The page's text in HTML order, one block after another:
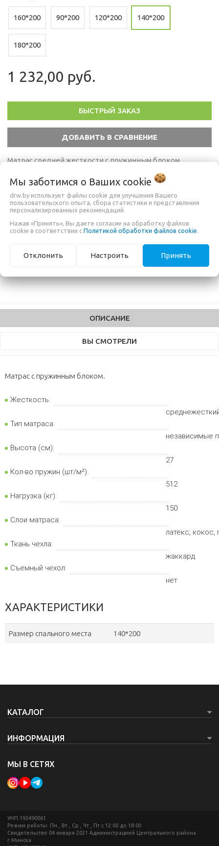
160*200 90*200 120*200 140*200
180*200
1 232,00 руб.
БЫСТРЫЙ ЗАКАЗ
Матрас средней жесткости с пружинным блоком
Жесткость: среднежесткий, средний
Тип матраса: независимые пружины
Высота (см):
Кол-во пружин (шт/м²): 512
Слои матраса: латекс, кокос, memory
Съемный чехол: нет
ОПИСАНИЕ
ВЫ СМОТРЕЛИ
Матрас с пружинным блоком.
Жесткость:
Тип матраса:
независимые
Высота (см):
27
Кол-во пружин (шт/м²):
512
Нагрузка (кг):
150
Слои матраса:
латекс, кокос,
Ткань чехла:
жаккард
Съемный чехол:
нет
ХАРАКТЕРИСТИКИ
Размер спального места 140*200
КАТАЛОГ
ИНФОРМАЦИЯ
МЫ В СЕТЯХ
УНП 193490061
Режим работы: Пн , Вт , Ср , Чт , Пт c 12:00 до 18:00
Свидетельство 04 января 2021 Администрацией Центрального района
г.Минска
Мы заботимся о Ваших cookie
drw.by использует файлы cookie для улучшения Вашего
пользовательского опыта, сбора статистики и представления
персонализированных рекомендаций.
Нажав «Принять», Вы даете согласие на обработку файлов
cookie в соответствии с Политикой обработки файлов cookie.
Отклонить Настроить Принять